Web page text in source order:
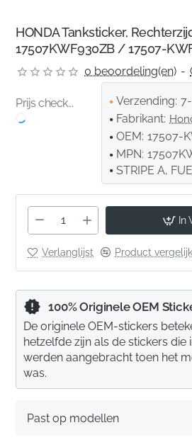
HONDA Tanksticker,
17507KWF930ZB / 17507-
0 beoordeling(en) -
Prijs check... Verzending:
Fabrikant:
OEM: 17507-
MPN:
STRIPE A,
In
Verlanglijst Product vergelijk
Past op modellen
100% Originele OEM
De originele OEM-stickers
hetzelfde zijn als de stickers die
werden aangebracht toen het
was.